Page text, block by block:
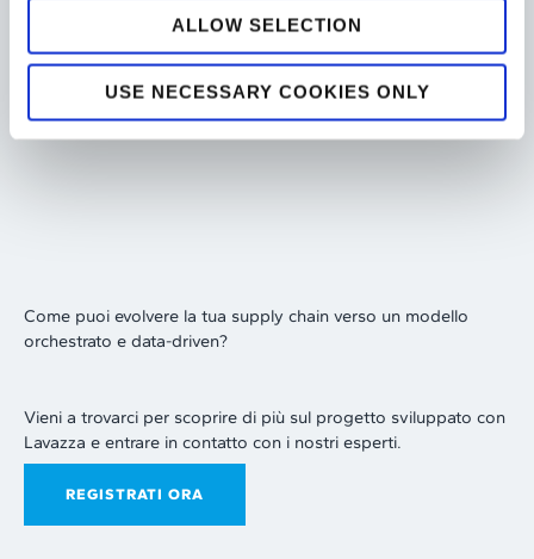
ALLOW SELECTION
USE NECESSARY COOKIES ONLY
Tesisquare sarà lieta di accoglierti a Barcellona per
condividere insight, esperienze e prospettive sul futuro della
Come puoi evolvere la tua supply chain verso un modello
orchestrato e data-driven?
Vieni a trovarci per scoprire di più sul progetto sviluppato con
Lavazza e entrare in contatto con i nostri esperti.
REGISTRATI ORA